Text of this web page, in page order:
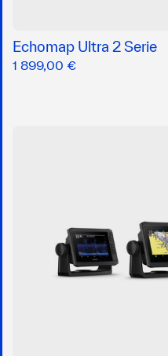
Echomap Ultra 2 Serie
1 899,00 €